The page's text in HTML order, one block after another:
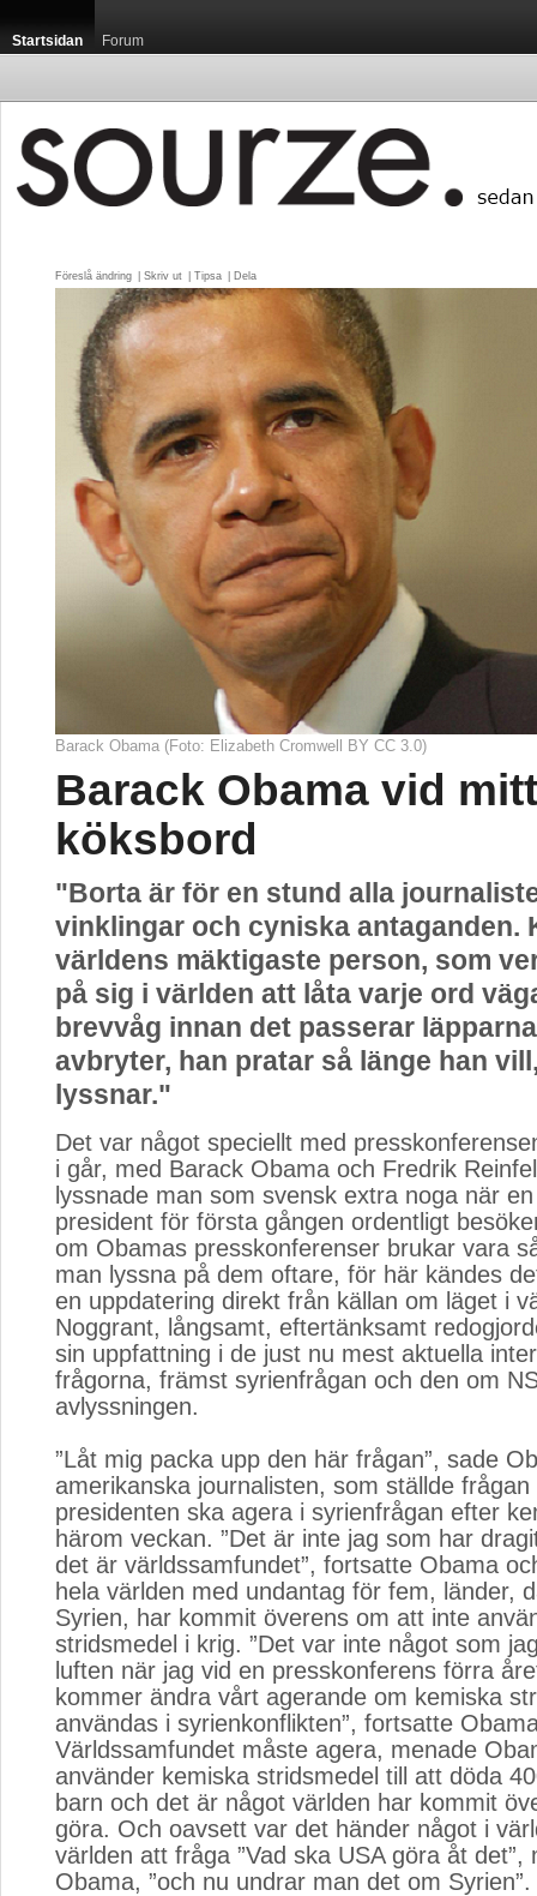
Startsidan Forum
Föreslå ändring Skriv ut Tipsa Dela
Barack Obama (Foto: Elizabeth Cromwell BY CC 3.0)
Barack Obama vid mitt
köksbord
"Borta är för en stund alla
vinklingar och cyniska antaganden.
världens mäktigaste person, som
på sig i världen att låta varje ord
brevvåg innan det passerar
avbryter, han pratar så länge han
lyssnar."
Det var något speciellt med
i går, med Barack Obama och Fredrik
lyssnade man som svensk extra noga när
president för första gången ordentligt
om Obamas presskonferenser brukar vara
man lyssna på dem oftare, för här kändes
en uppdatering direkt från källan om läget i
Noggrant, långsamt, eftertänksamt
sin uppfattning i de just nu mest aktuella
frågorna, främst syrienfrågan och den om
avlyssningen.
”Låt mig packa upp den här frågan”, sade
amerikanska journalisten, som ställde
presidenten ska agera i syrienfrågan efter
härom veckan. ”Det är inte jag som har
det är världssamfundet”, fortsatte Obama
hela världen med undantag för fem, länder,
Syrien, har kommit överens om att inte
stridsmedel i krig. ”Det var inte något som
luften när jag vid en presskonferens förra
kommer ändra vårt agerande om kemiska
användas i syrienkonflikten”, fortsatte
Världssamfundet måste agera, menade
använder kemiska stridsmedel till att döda
barn och det är något världen har kommit
göra. Och oavsett var det händer något i
världen att fråga ”Vad ska USA göra åt det”,
Obama, ”och nu undrar man det om Syrien”.